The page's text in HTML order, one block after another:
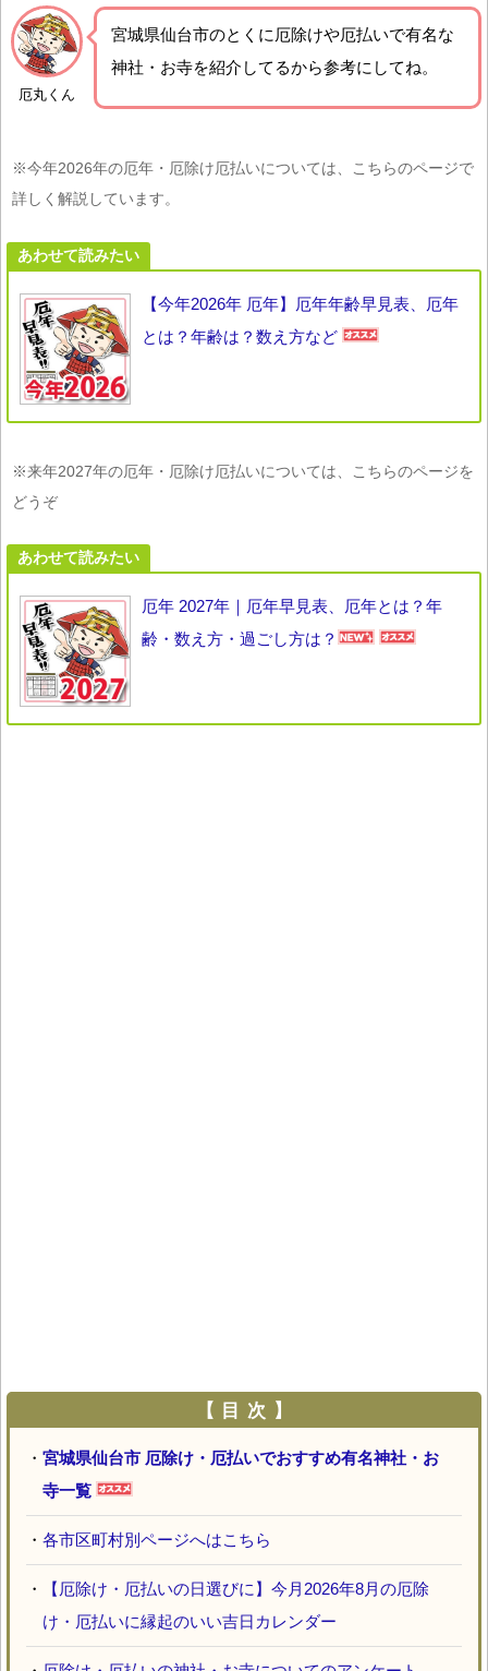
厄丸くん
宮城県仙台市のとくに厄除けや厄払いで有名な
神社・お寺を紹介 してるから参考にしてね。
※今年2026年の厄年・厄除け厄払いについては、こちらのページで
詳しく解説しています。
あわせて読みたい
【今年2026年 厄年】厄年年齢早見表、厄年
とは？年齢は？数え方など
※来年2027年の厄年・厄除け厄払いについては、こちらのページを
どうぞ
あわせて読みたい
厄年 2027年｜厄年早見表、厄年とは？年
齢・数え方・過ごし方は？
【 目 次 】
・ 宮城県仙台市 厄除け・厄払いでおすすめ有名神社・お
寺一覧
・ 各市区町村別ページへはこちら
・
【厄除け・厄払いの日選びに】今月2026年8月の厄除
け・厄払いに縁起のいい吉日カレンダー